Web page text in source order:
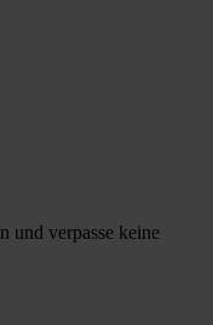
und verpasse keine